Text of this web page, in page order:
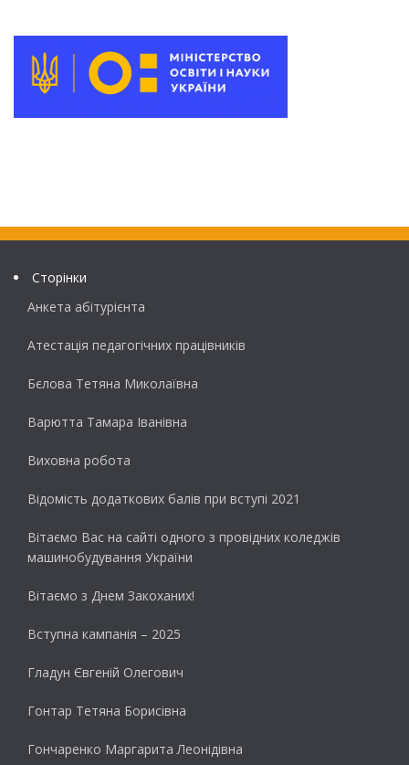
Сторінки
Анкета абітурієнта
Атестація педагогічних працівників
Бєлова Тетяна Миколаївна
Варютта Тамара Іванівна
Виховна робота
Відомість додаткових балів при вступі 2021
Вітаємо Вас на сайті одного з провідних коледжів
машинобудування України
Вітаємо з Днем Закоханих!
Вступна кампанія – 2025
Гладун Євгеній Олегович
Гонтар Тетяна Борисівна
Гончаренко Маргарита Леонідівна